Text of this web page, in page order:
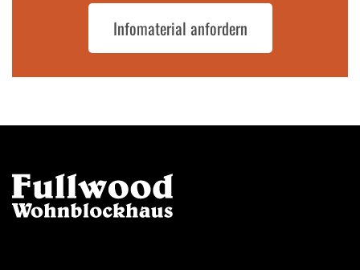
Infomaterial anfordern